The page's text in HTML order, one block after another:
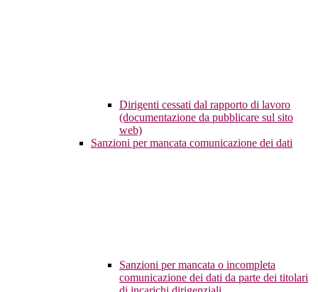
Dirigenti cessati dal rapporto di lavoro
(documentazione da pubblicare sul sito
web)
Sanzioni per mancata comunicazione dei dati
Sanzioni per mancata o incompleta
comunicazione dei dati da parte dei titolari